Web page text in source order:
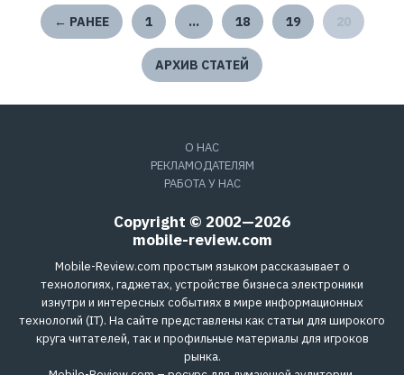
← РАНЕЕ 1 … 18 19
АРХИВ СТАТЕЙ
О НАС
РЕКЛАМОДАТЕЛЯМ
РАБОТА У НАС
Copyright © 2002—2026
mobile-review.com
Mobile-Review.com простым языком рассказывает о
технологиях, гаджетах, устройстве бизнеса электроники
изнутри и интересных событиях в мире информационных
технологий (IT). На сайте представлены как статьи для широкого
круга читателей, так и профильные материалы для игроков
рынка.